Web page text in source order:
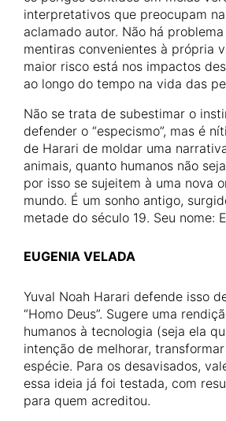
interpretativos que preocupam
aclamado autor. Não há
mentiras convenientes à própria
maior risco está nos impactos
ao longo do tempo na vida das
Não se trata de subestimar o
defender o “especismo”, mas é
de Harari de moldar uma
animais, quanto humanos não
por isso se sujeitem à uma nova
mundo. É um sonho antigo,
metade do século 19. Seu nome:
EUGENIA VELADA
Yuval Noah Harari defende isso
“Homo Deus”. Sugere uma
humanos à tecnologia (seja ela
intenção de melhorar,
espécie. Para os desavisados,
essa ideia já foi testada, com
para quem acreditou.